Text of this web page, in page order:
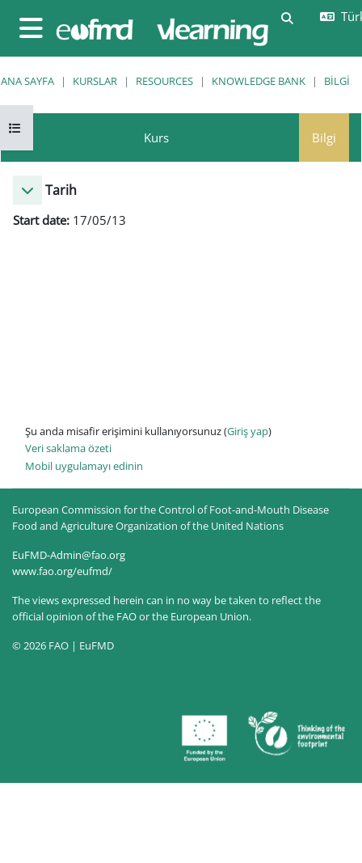
Yan panel
Arama
Kurs dizinini aç
ANA SAYFA KURSLAR RESOURCES KNOWLEDGE BANK BILGI
Kurs Bilgi
Tarih
Start date: 17/05/13
Şu anda misafir erişimini kullanıyorsunuz (Giriş yap)
Veri saklama özeti
Mobil uygulamayı edinin
European Commission for the Control of Foot-and-Mouth Disease
Food and Agriculture Organization of the United Nations
EuFMD-Admin@fao.org
www.fao.org/eufmd/
The views expressed herein can in no way be taken to reflect the
official opinion of the FAO or the European Union.
© 2026 FAO | EuFMD